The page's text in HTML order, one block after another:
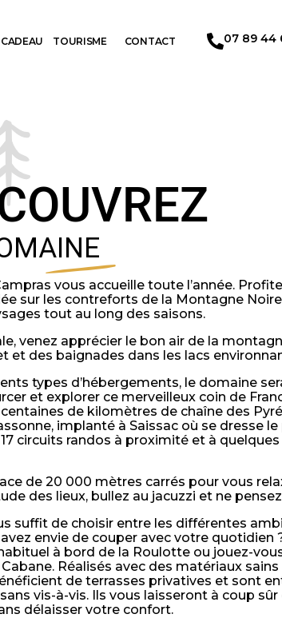
TOURISME CONTACT 07 89 44
vous accueille toute l’année.
sur les contreforts de la Montagne
tout au long des saisons.
venez apprécier le bon air de la
et des baignades dans les lacs
types d’hébergements, le domaine
et explorer ce merveilleux coin de
de kilomètres de chaîne des
implanté à Saissac où se dresse le
circuits randos à proximité et à
de 20 000 mètres carrés pour vous
des lieux, bullez au jacuzzi et ne pensez
suffit de choisir entre les différentes
envie de couper avec votre quotidien
à bord de la Roulotte ou jouez-
Réalisés avec des matériaux
de terrasses privatives et sont
vis-à-vis. Ils vous laisseront à coup
délaisser votre confort.